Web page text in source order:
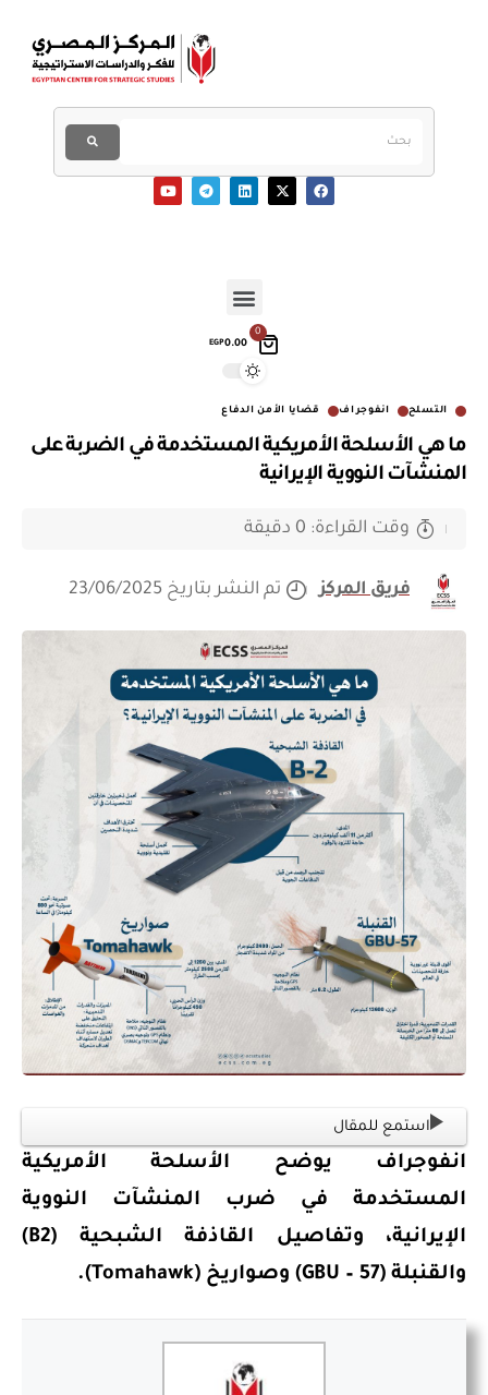
0
EGP0.00
التسلح انفوجراف قضايا الأمن الدفاع
ما هي الأسلحة الأمريكية المستخدمة في الضربة على
المنشآت النووية الإيرانية
فريق المركز تم النشر بتاريخ 23/06/2025
وقت القراءة: 0 دقيقة
استمع للمقال
انفوجراف يوضح الأسلحة الأمريكية
المستخدمة في ضرب المنشآت النووية
الإيرانية، وتفاصيل القاذفة الشبحية (B2)
والقنبلة (57 – GBU) وصواريخ (Tomahawk).